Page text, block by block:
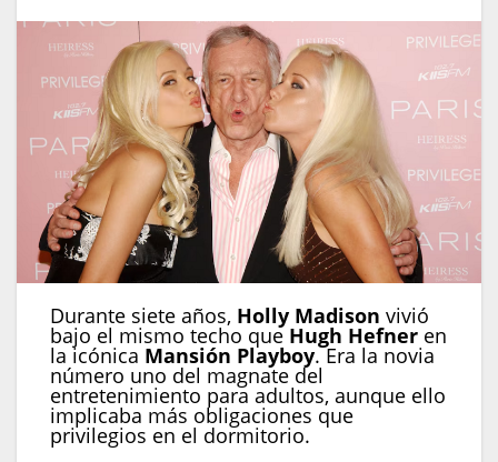
Durante siete años, Holly Madison vivió
bajo el mismo techo que Hugh Hefner en
la icónica Mansión Playboy. Era la novia
número uno del magnate del
entretenimiento para adultos, aunque ello
implicaba más obligaciones que
privilegios en el dormitorio.